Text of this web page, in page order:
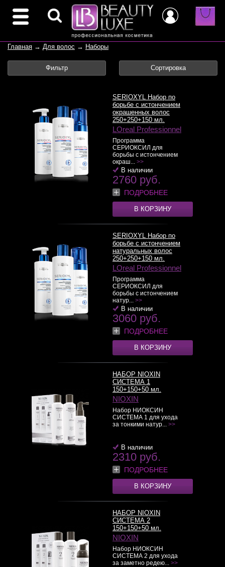
Главная → Для волос → Наборы
Фильтр Сортировка
SERIOXYL Набор по
борьбе с истончением
окрашенных волос
250+250+150 мл.
LOreal Professionnel
Программа
СЕРИОКСИЛ для
борьбы с истончением
окраш... >>
В наличии
2760 руб.
ПОДРОБНЕЕ
В КОРЗИНУ
SERIOXYL Набор по
борьбе с истончением
натуральных волос
250+250+150 мл.
LOreal Professionnel
Программа
СЕРИОКСИЛ для
борьбы с истончением
натур... >>
В наличии
3060 руб.
ПОДРОБНЕЕ
В КОРЗИНУ
НАБОР NIOXIN
СИСТЕМА 1
150+150+50 мл.
NIOXIN
Набор НИОКСИН
СИСТЕМА 1 для ухода
за тонкими натур... >>
В наличии
2310 руб.
ПОДРОБНЕЕ
В КОРЗИНУ
НАБОР NIOXIN
СИСТЕМА 2
150+150+50 мл.
NIOXIN
Набор НИОКСИН
СИСТЕМА 2 для ухода
за заметно редею... >>